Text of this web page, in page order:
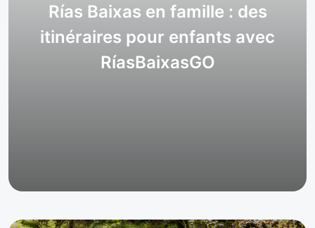
Rías Baixas en famille : des
itinéraires pour enfants avec
RíasBaixasGO